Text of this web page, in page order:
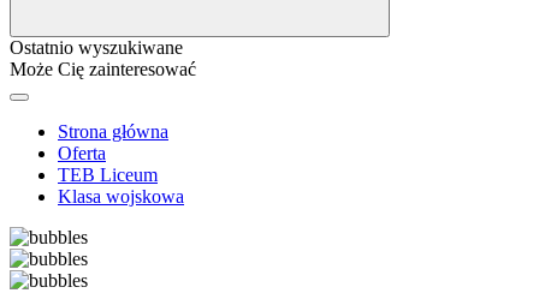
Ostatnio wyszukiwane
Może Cię zainteresować
Strona główna
Oferta
TEB Liceum
Klasa wojskowa